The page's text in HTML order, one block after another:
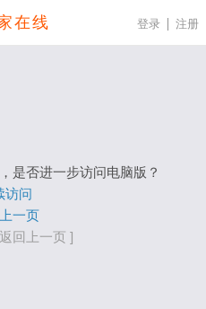
在线 登录 注册
是否进一步访问电脑版？
访问
一页
回上一页 ]